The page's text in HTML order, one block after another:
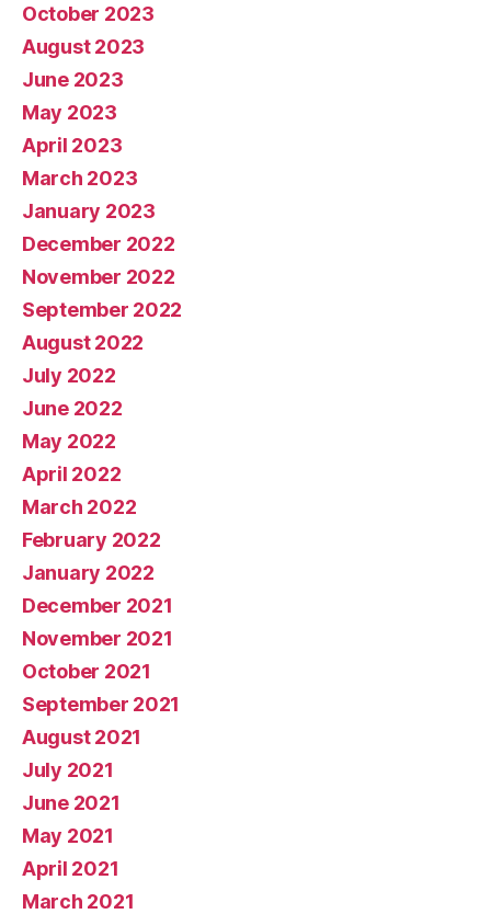
October 2023
August 2023
June 2023
May 2023
April 2023
March 2023
January 2023
December 2022
November 2022
September 2022
August 2022
July 2022
June 2022
May 2022
April 2022
March 2022
February 2022
January 2022
December 2021
November 2021
October 2021
September 2021
August 2021
July 2021
June 2021
May 2021
April 2021
March 2021